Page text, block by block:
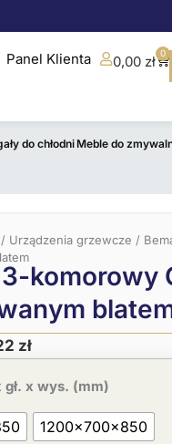
Panel Klienta 0,00 zł
0
do chłodniMeble do
/ Urządzenia grzewcze /
komorowy
zł
x wys. (mm)
1200x700x850